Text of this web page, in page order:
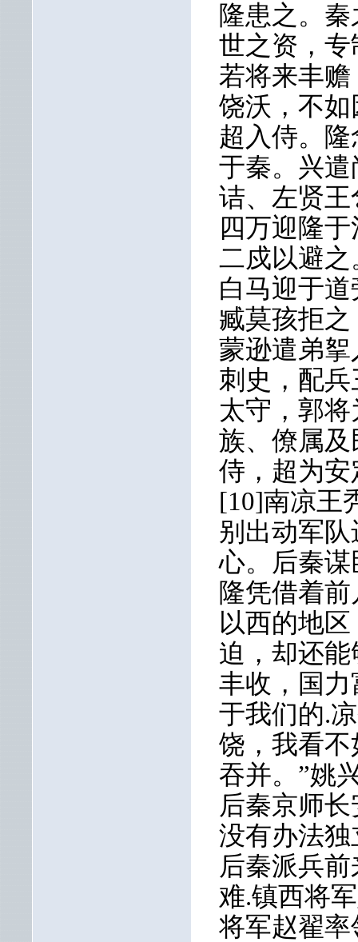
隆患之。
世之资，
若将来丰
饶沃，不
超入侍。
于秦。兴
诘、左贤
四万迎隆
二戍以避
白马迎于
臧莫孩拒
蒙逊遣弟
刺史，配
太守，郭
族、僚属
侍，超为
[10]南凉王
别出动军
心。后秦
隆凭借着
以西的地
迫，却还
丰收，国
于我们的.
饶，我看
吞并。”姚
后秦京师
没有办法
后秦派兵
难.镇西将
将军赵翟